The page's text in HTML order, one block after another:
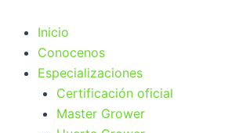
contenido
Inicio
Conocenos
Especializaciones
Certificación oficial
Master Grower